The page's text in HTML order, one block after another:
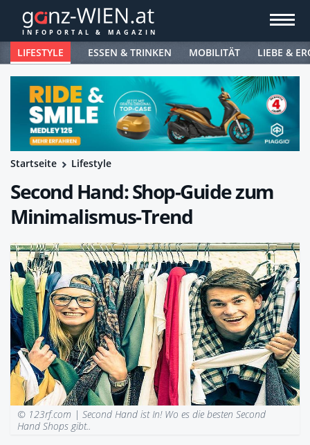
LIFESTYLE ESSEN & TRINKEN MOBILITÄT LIEBE &
Startseite Lifestyle
Second Hand: Shop-Guide zum
Minimalismus-Trend
© 123rf.com |Second Hand ist In! Wo es die besten Second
Hand Shops gibt..